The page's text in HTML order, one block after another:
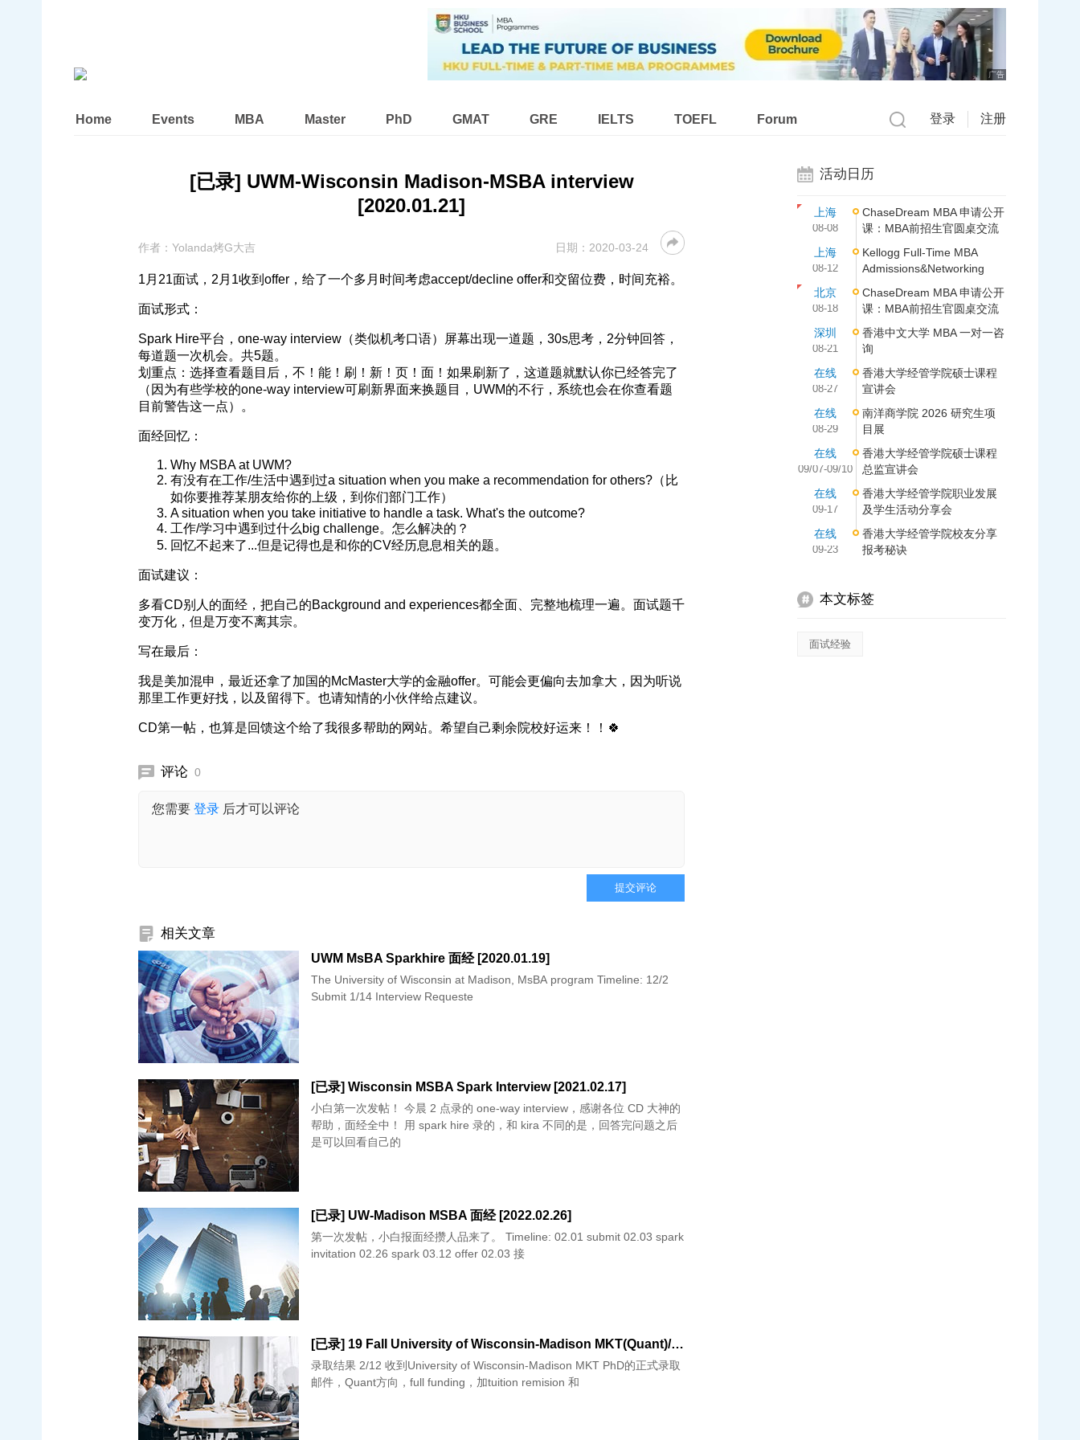
广告
Home Events MBA Master PhD GMAT GRE IELTS TOEFL Forum 登录 注册
[已录] UWM-Wisconsin Madison-MSBA interview
[2020.01.21]
作者： Yolanda烤G大吉 日期： 2020-03-24
1月21面试，2月1收到offer，给了一个多月时间考虑accept/decline offer和交留位费，时间充裕。
面试形式：
Spark Hire平台，one-way interview（类似机考口语）屏幕出现一道题，30s思考，2分钟回答，
每道题一次机会。共5题。
划重点：选择查看题目后，不！能！刷！新！页！面！如果刷新了，这道题就默认你已经答完了
（因为有些学校的one-way interview可刷新界面来换题目，UWM的不行，系统也会在你查看题
目前警告这一点）。
面经回忆：
Why MSBA at UWM?
有没有在工作/生活中遇到过a situation when you make a recommendation for others?（比
如你要推荐某朋友给你的上级，到你们部门工作）
A situation when you take initiative to handle a task. What's the outcome?
工作/学习中遇到过什么big challenge。怎么解决的？
回忆不起来了...但是记得也是和你的CV经历息息相关的题。
面试建议：
多看CD别人的面经，把自己的Background and experiences都全面、完整地梳理一遍。面试题千
变万化，但是万变不离其宗。
写在最后：
我是美加混申，最近还拿了加国的McMaster大学的金融offer。可能会更偏向去加拿大，因为听说
那里工作更好找，以及留得下。也请知情的小伙伴给点建议。
CD第一帖，也算是回馈这个给了我很多帮助的网站。希望自己剩余院校好运来！！🍀
评论 0
您需要 登录 后才可以评论
提交评论
相关文章
UWM MsBA Sparkhire 面经 [2020.01.19]
The University of Wisconsin at Madison, MsBA program Timeline: 12/2
Submit 1/14 Interview Requeste
[已录] Wisconsin MSBA Spark Interview [2021.02.17]
小白第一次发帖！ 今晨 2 点录的 one-way interview，感谢各位 CD 大神的
帮助，面经全中！ 用 spark hire 录的，和 kira 不同的是，回答完问题之后
是可以回看自己的
[已录] UW-Madison MSBA 面经 [2022.02.26]
第一次发帖，小白报面经攒人品来了。 Timeline: 02.01 submit 02.03 spark
invitation 02.26 spark 03.12 offer 02.03 接
[已录] 19 Fall University of Wisconsin-Madison MKT(Quant)/Econ PhD 申请总结 [2019.02.12]
录取结果 2/12 收到University of Wisconsin-Madison MKT PhD的正式录取
邮件，Quant方向，full funding，加tuition remision 和
活动日历
上海
08-08
ChaseDream MBA 申请公开
课：MBA前招生官圆桌交流
上海
08-12
Kellogg Full-Time MBA
Admissions&Networking
北京
08-18
ChaseDream MBA 申请公开
课：MBA前招生官圆桌交流
深圳
08-21
香港中文大学 MBA 一对一咨
询
在线
08-27
香港大学经管学院硕士课程
宣讲会
在线
08-29
南洋商学院 2026 研究生项
目展
在线
09/07-09/10
香港大学经管学院硕士课程
总监宣讲会
在线
09-17
香港大学经管学院职业发展
及学生活动分享会
在线
09-23
香港大学经管学院校友分享
报考秘诀
本文标签
面试经验